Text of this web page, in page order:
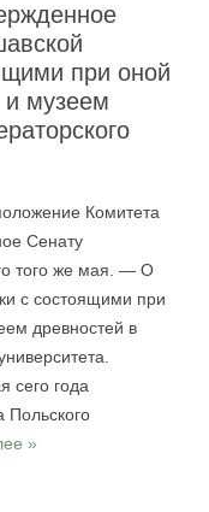
при оной
и музеем
Комитета
Сенату
того же мая. — О
с состоящими при
древностей в
сего года
Польского
»